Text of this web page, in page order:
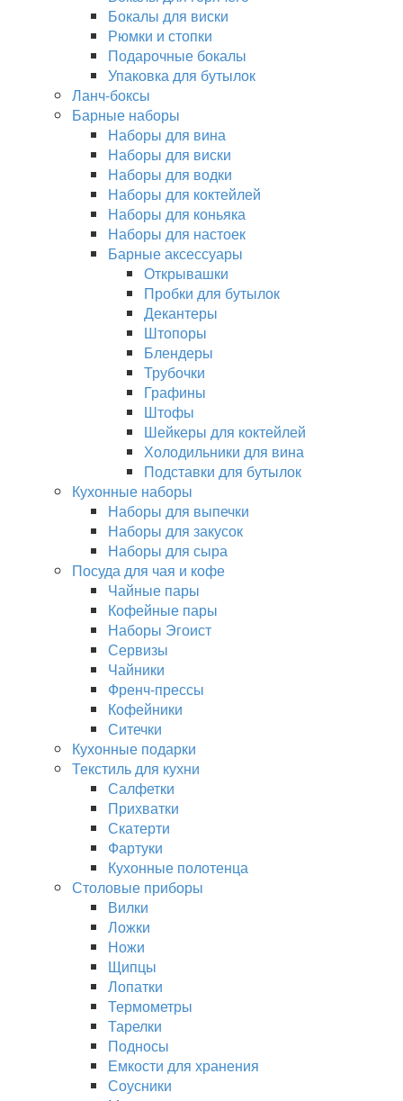
Бокалы для виски
Рюмки и стопки
Подарочные бокалы
Упаковка для бутылок
Ланч-боксы
Барные наборы
Наборы для вина
Наборы для виски
Наборы для водки
Наборы для коктейлей
Наборы для коньяка
Наборы для настоек
Барные аксессуары
Открывашки
Пробки для бутылок
Декантеры
Штопоры
Блендеры
Трубочки
Графины
Штофы
Шейкеры для коктейлей
Холодильники для вина
Подставки для бутылок
Кухонные наборы
Наборы для выпечки
Наборы для закусок
Наборы для сыра
Посуда для чая и кофе
Чайные пары
Кофейные пары
Наборы Эгоист
Сервизы
Чайники
Френч-прессы
Кофейники
Ситечки
Кухонные подарки
Текстиль для кухни
Салфетки
Прихватки
Скатерти
Фартуки
Кухонные полотенца
Столовые приборы
Вилки
Ложки
Ножи
Щипцы
Лопатки
Термометры
Тарелки
Подносы
Емкости для хранения
Соусники